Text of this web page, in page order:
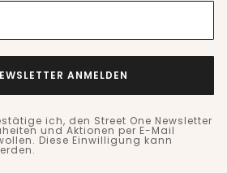
ANMELDEN
ich, den Street One Newsletter
und Aktionen per E-Mail
Diese Einwilligung kann